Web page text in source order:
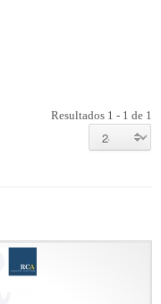
Resultados 1 - 1 de 1